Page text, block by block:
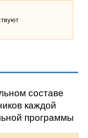
составе
каждой
программы